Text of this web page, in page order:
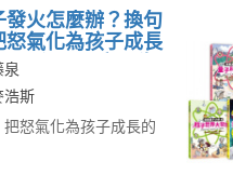
發火怎麼辦？換句
怒氣化為孩子成長
個父母容易生
說話練習
泉
浩斯
怒氣化為孩子成長的